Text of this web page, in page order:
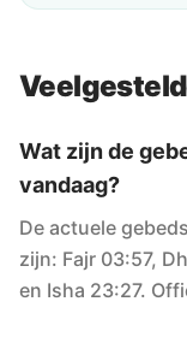
Wat zijn de
vandaag?
De actuele
zijn: Fajr 03:57,
en Isha 23:27.